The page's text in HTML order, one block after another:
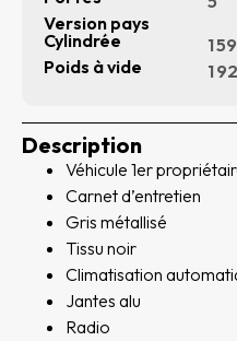
Version pays
Cylindrée
1
Poids à vide
1
Description
Véhicule 1er
Carnet d’entretien
Gris métallisé
Tissu noir
Climatisation
Jantes alu
Radio